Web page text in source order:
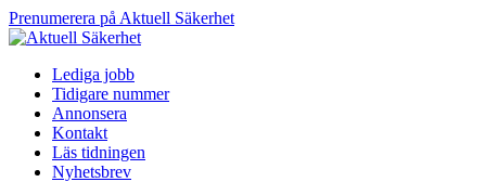
Prenumerera på Aktuell Säkerhet
Lediga jobb
Tidigare nummer
Annonsera
Kontakt
Läs tidningen
Nyhetsbrev